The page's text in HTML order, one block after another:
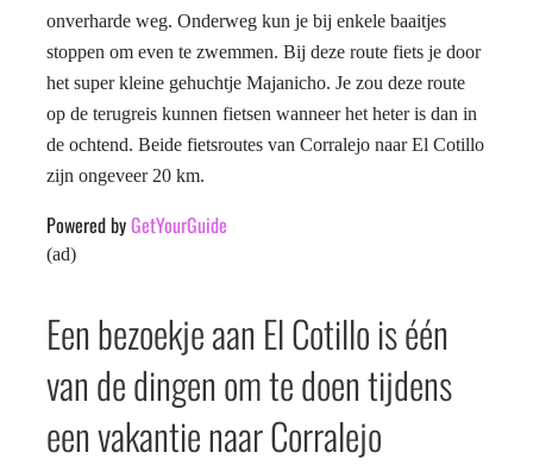
onverharde weg. Onderweg kun je bij enkele baaitjes
stoppen om even te zwemmen. Bij deze route fiets je door
het super kleine gehuchtje Majanicho. Je zou deze route
op de terugreis kunnen fietsen wanneer het heter is dan in
de ochtend. Beide fietsroutes van Corralejo naar El Cotillo
zijn ongeveer 20 km.
Powered byGetYourGuide
(ad)
Een bezoekje aan El Cotillo is één
van de dingen om te doen tijdens
een vakantie naar Corralejo